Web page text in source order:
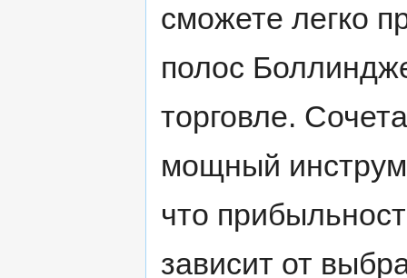
сможете легко
полос
торговле.
мощный
что
зависит от